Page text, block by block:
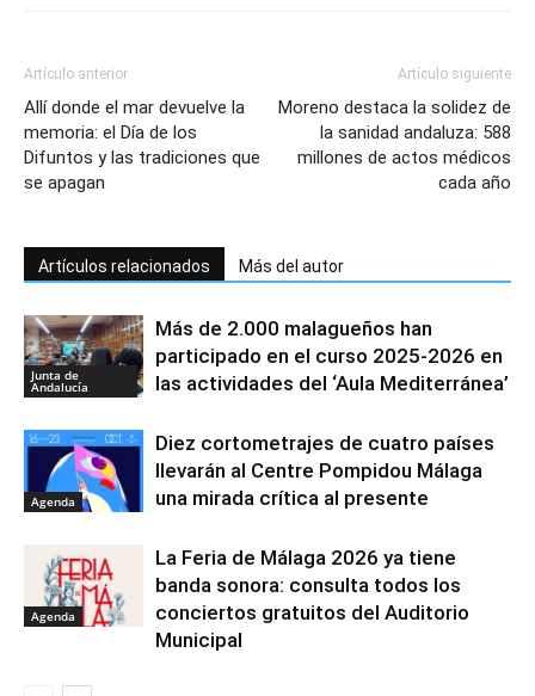
Artículo anterior
Allí donde el mar devuelve la
memoria: el Día de los
Difuntos y las tradiciones que
se apagan
Artículo siguiente
Moreno destaca la solidez de
la sanidad andaluza: 588
millones de actos médicos
cada año
Artículos relacionados Más del autor
Junta de
Andalucía
Más de 2.000 malagueños han
participado en el curso 2025-2026 en
las actividades del ‘Aula Mediterránea’
Agenda
Diez cortometrajes de cuatro países
llevarán al Centre Pompidou Málaga
una mirada crítica al presente
Agenda
La Feria de Málaga 2026 ya tiene
banda sonora: consulta todos los
conciertos gratuitos del Auditorio
Municipal